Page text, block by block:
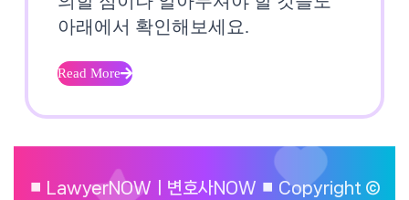
변
호
사
럭
아래에서 확인해보세요.
Read More
Read
⏹︎ LawyerNOWㅣ변호사NOW ⏹︎ Copyright ©